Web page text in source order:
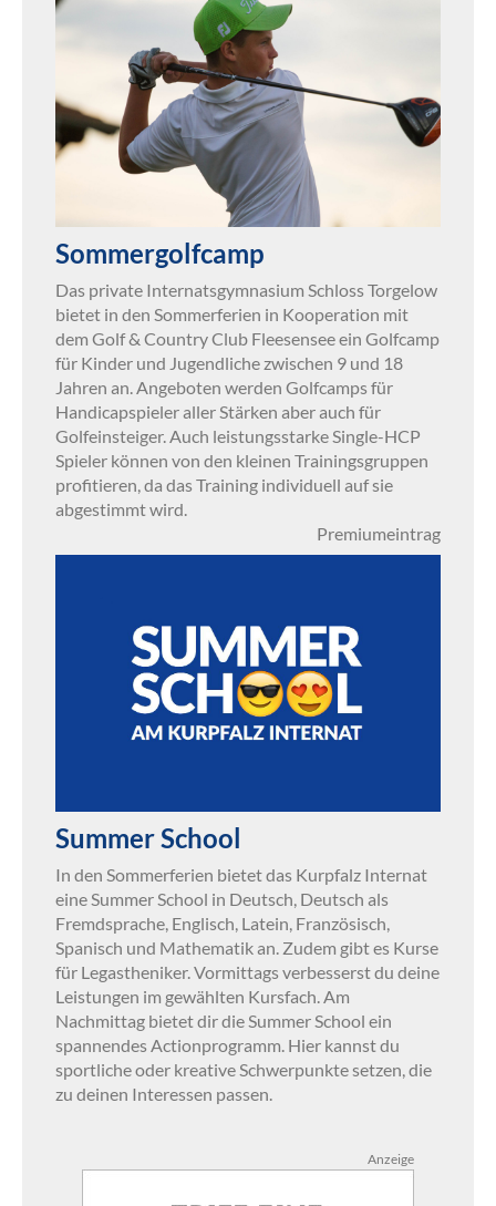
Sommergolfcamp
Das private Internatsgymnasium Schloss Torgelow
bietet in den Sommerferien in Kooperation mit
dem Golf & Country Club Fleesensee ein Golfcamp
für Kinder und Jugendliche zwischen 9 und 18
Jahren an. Angeboten werden Golfcamps für
Handicapspieler aller Stärken aber auch für
Golfeinsteiger. Auch leistungsstarke Single-HCP
Spieler können von den kleinen Trainingsgruppen
profitieren, da das Training individuell auf sie
abgestimmt wird.
Premiumeintrag
Summer School
In den Sommerferien bietet das Kurpfalz Internat
eine Summer School in Deutsch, Deutsch als
Fremdsprache, Englisch, Latein, Französisch,
Spanisch und Mathematik an. Zudem gibt es Kurse
für Legastheniker. Vormittags verbesserst du deine
Leistungen im gewählten Kursfach. Am
Nachmittag bietet dir die Summer School ein
spannendes Actionprogramm. Hier kannst du
sportliche oder kreative Schwerpunkte setzen, die
zu deinen Interessen passen.
Anzeige